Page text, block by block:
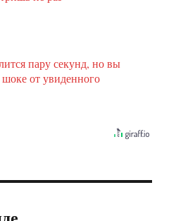
пару секунд, но вы
шоке от увиденного